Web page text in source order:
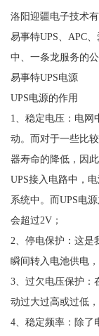
洛阳迎疆电子技术
易事特UPS、APC
中、一条龙服务的公
易事特UPS电源
UPS电源的作用
1、稳定电压：电网
动。而对于一些比
器寿命的降低，因
UPS接入电路中，
系统中。而UPS电
会超过2V；
2、停电保护：这是
瞬间转入电池供电
3、过欠电压保护：
动过大过高或过低
4、稳定频率：除了